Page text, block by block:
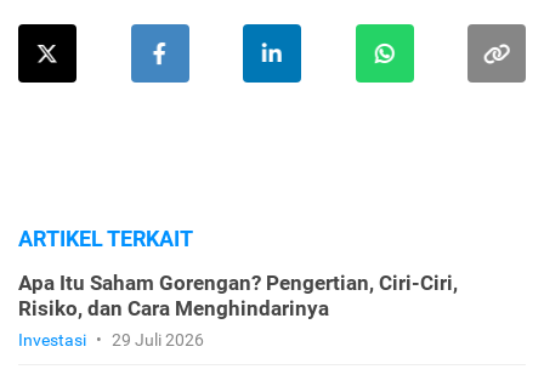
ARTIKEL TERKAIT
Apa Itu Saham Gorengan? Pengertian, Ciri-Ciri,
Risiko, dan Cara Menghindarinya
Investasi • 29 Juli 2026